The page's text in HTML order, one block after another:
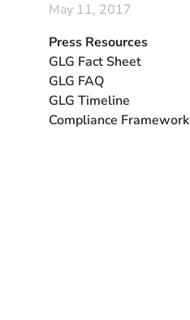
May 11, 2017
Press Resources
GLG Fact Sheet
GLG FAQ
GLG Timeline
Compliance Framework